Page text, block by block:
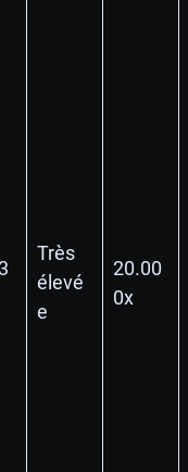
Très
élevé
e
20.00
0x